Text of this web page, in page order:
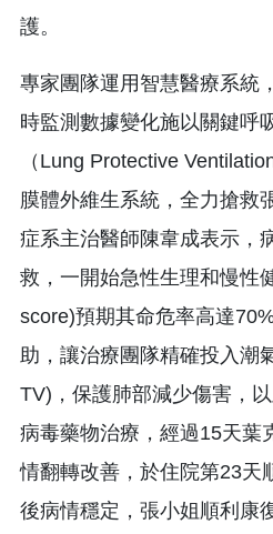
護。
專家團隊運用智慧醫療系統
時監測數據變化施以關鍵呼
（Lung Protective
膜體外維生系統，全力搶救
症系主治醫師陳韋成表示，
救，一開始急性生理和慢性
score)預期其命危率高達
助，讓治療團隊精確投入潮
TV)，保護肺部減少傷害，
病毒藥物治療，經過15天葉
情翻轉改善，於住院第23天
後病情穩定，張小姐順利康